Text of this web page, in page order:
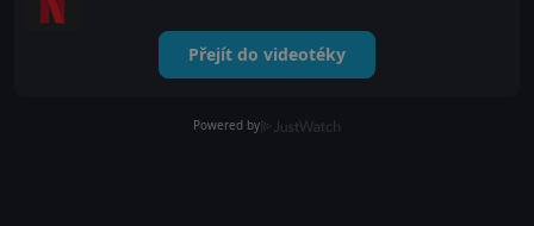
Přejít do videotéky
Powered by